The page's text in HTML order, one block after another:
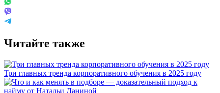
Читайте также
Три главных тренда корпоративного обучения в 2025 году